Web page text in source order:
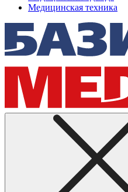
Медицинская техника